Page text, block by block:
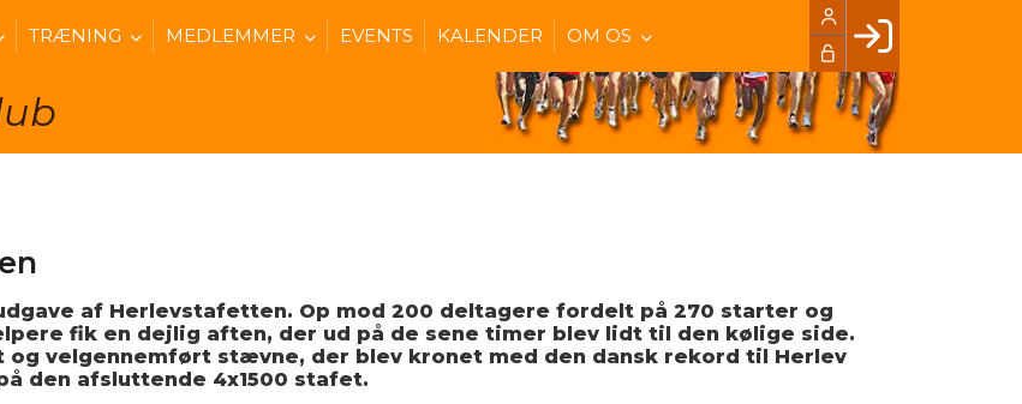
TRÆNING MEDLEMMER EVENTS KALENDER OM OS
Facebook login
af Herlevstafetten. Op mod 200 deltagere fordelt på 270 starter og
fik en dejlig aften, der ud på de sene timer blev lidt til den kølige side.
og velgennemført stævne, der blev kronet med den dansk rekord til Herlev
den afsluttende 4x1500 stafet.